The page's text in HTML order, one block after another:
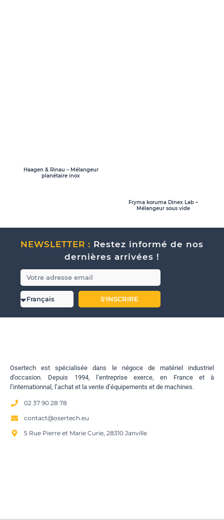
Haagen & Rinau – Mélangeur
planétaire inox
Fryma koruma Dinex Lab –
Mélangeur sous vide
NEWSLETTER : Restez informé de nos
dernières arrivées !
S'INSCRIRE
Osertech est spécialisée dans le négoce de matériel industriel
d’occasion. Depuis 1994, l’entreprise exerce, en France et à
l’internationnal, l’achat et la vente d’équipements et de machines.
02 37 90 28 78
contact@osertech.eu
5 Rue Pierre et Marie Curie, 28310 Janville